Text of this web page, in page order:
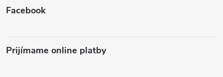
Facebook
Prijímame online platby